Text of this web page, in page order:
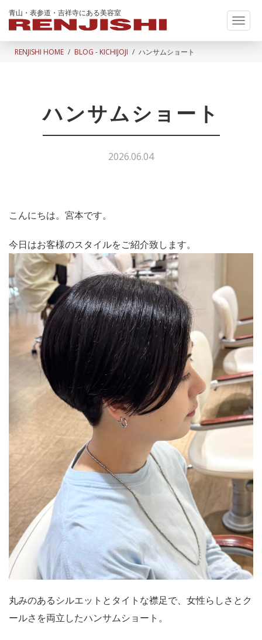
青山・表参道・吉祥寺にある美容室
RENJISHI HOME BLOG - KICHIJOJI ハンサムショート
ハンサムショート
2026.06.04
こんにちは。宮本です。
今日はお客様のスタイルをご紹介致します。
丸みのあるシルエットとタイトな襟足で、女性らしさとク
ールさを両立したハンサムショート。